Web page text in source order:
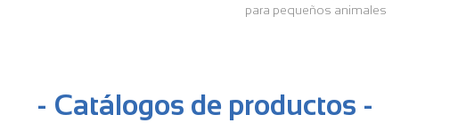
para pequeños animales
- Catálogos de productos -